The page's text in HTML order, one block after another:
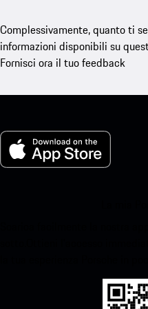
Complessivamente, quanto ti
informazioni disponibili su
Fornisci ora il tuo feedback